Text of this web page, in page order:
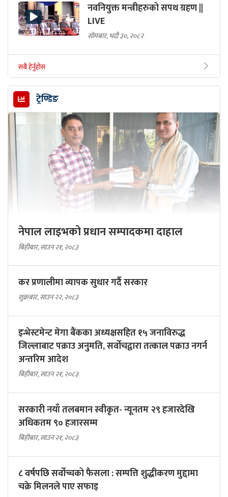
नवनियुक्त मन्त्रीहरुको सपथ ग्रहण ||
LIVE
सोमबार, भदौ ३०, २०८२
सबै हेर्नुहोस
ट्रेण्डिङ
नेपाल लाइभको प्रधान सम्पादकमा दाहाल
बिहीबार, साउन २१, २०८३
कर प्रणालीमा व्यापक सुधार गर्दै सरकार
शुक्रबार, साउन २२, २०८३
इन्भेस्टमेन्ट मेगा बैंकका अध्यक्षसहित १५ जनाविरुद्ध
जिल्लाबाट पक्राउ अनुमति, सर्वोचद्वारा तत्काल पक्राउ नगर्न
अन्तरिम आदेश
बिहीबार, साउन २१, २०८३
सरकारी नयाँ तलबमान स्वीकृत- न्यूनतम २९ हजारदेखि
अधिकतम ९० हजारसम्म
बिहीबार, साउन २१, २०८३
८ वर्षपछि सर्वोच्चको फैसला : सम्पत्ति शुद्धीकरण मुद्दामा
चक्रे मिलनले पाए सफाइ